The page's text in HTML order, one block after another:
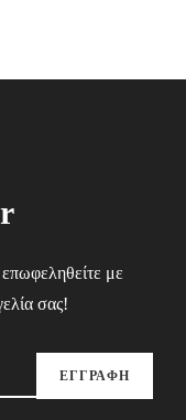
με
σας!
ΕΓΓΡΑΦΗ